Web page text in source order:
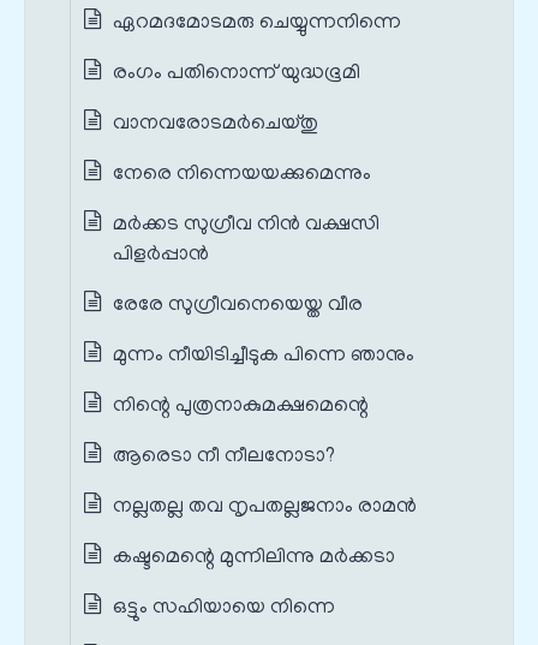
ഏറമദമോടമരു ചെയ്യുന്നനിന്നെ
രംഗം പതിനൊന്ന് യുദ്ധഭൂമി
വാനവരോടമര്‍ചെയ്തു
നേരെ നിന്നെയയക്കുമെന്നും
മര്‍ക്കട സുഗ്രീവ നിൻ വക്ഷസി
പിളര്‍പ്പാൻ
രേരേ സുഗ്രീവനെയെയ്ത വീര
മുന്നം നീയിടിച്ചീടുക പിന്നെ ഞാനും
നിന്റെ പുത്രനാകുമക്ഷമെന്റെ
ആരെടാ നീ നീലനോടാ?
നല്ലതല്ല തവ നൃപതല്ലജനാം രാമന്‍
കഷ്ടമെന്റെ മുന്നിലിന്നു മര്‍ക്കടാ
ഒട്ടും സഹിയായെ നിന്നെ